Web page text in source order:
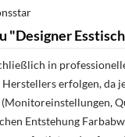
"Designer
in
Herstellers erfolgen,
Entstehung